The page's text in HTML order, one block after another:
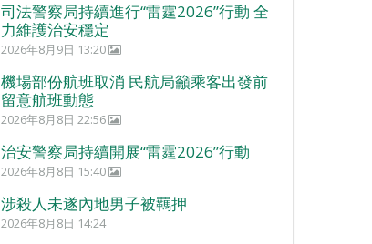
司法警察局持續進行“雷霆2026”行動 全
力維護治安穩定
2026年8月9日 13:20
機場部份航班取消 民航局籲乘客出發前
留意航班動態
2026年8月8日 22:56
治安警察局持續開展“雷霆2026”行動
2026年8月8日 15:40
涉殺人未遂內地男子被羈押
2026年8月8日 14:24